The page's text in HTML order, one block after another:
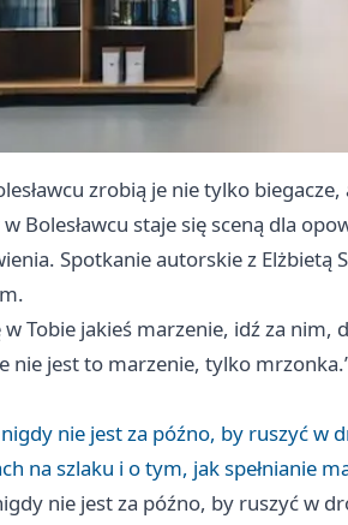
zrobią je nie tylko
Bolesławcu staje się sceną dla
Spotkanie autorskie z Elżbietą
w Tobie jakieś marzenie, idź za
nie jest to marzenie, tylko
nie jest za późno, by ruszyć w
na szlaku i o tym, jak spełnianie
nie jest za późno, by ruszyć w